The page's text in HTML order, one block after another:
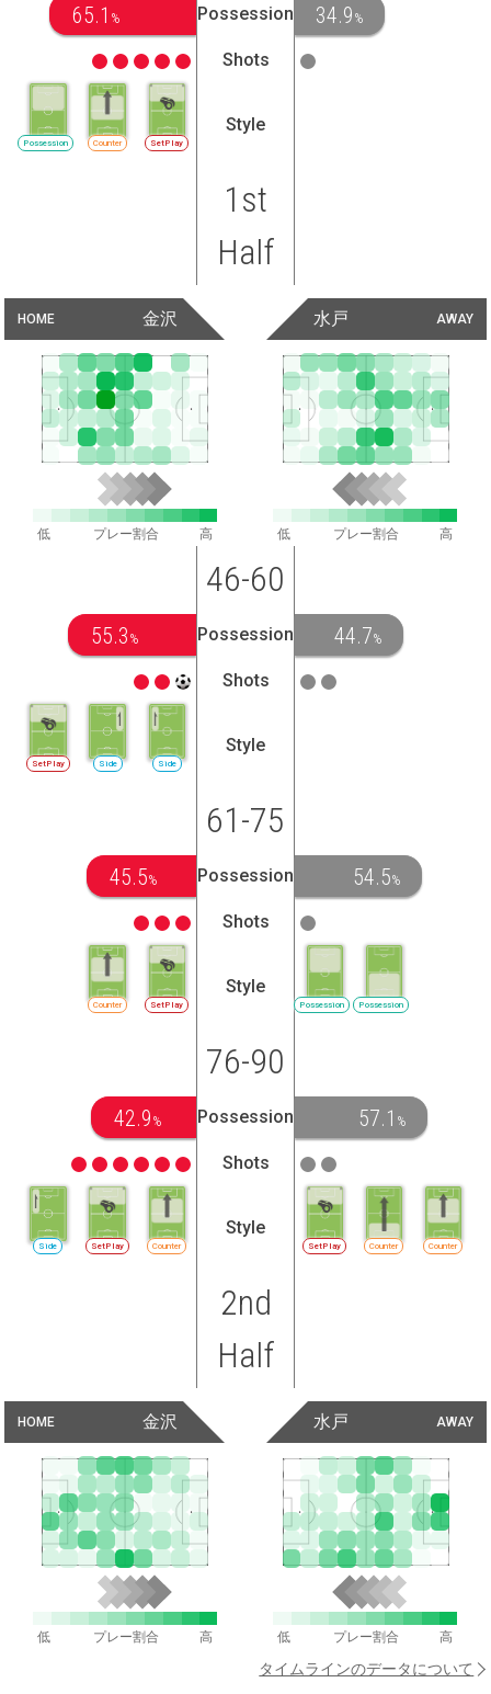
65.1 % Possession 34.9 %
Shots
SetPlay
Counter
Possession
Style
1st
Half
HOME 金沢 AWAY
水戸
低 プレー割合 高 低 プレー割合 高
46-60
55.3 % Possession 44.7%
Shots
Side
Side
SetPlay
Style
61-75
45.5% Possession 54.5%
Shots
SetPlay
Counter
Style
Possession Possession
76-90
42.9 % Possession 57.1 %
Shots
Counter
SetPlay
Side
Style
SetPlay Counter Counter
2nd
Half
HOME 金沢 AWAY
水戸
低 プレー割合 高 低 プレー割合 高
タイムラインのデータについて